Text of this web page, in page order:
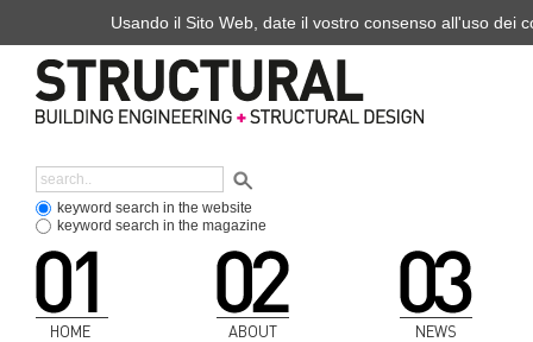
keyword search in the website
keyword search in the magazine
HOME ABOUT NEWS
Usando il Sito Web, date il vostro consenso all'uso